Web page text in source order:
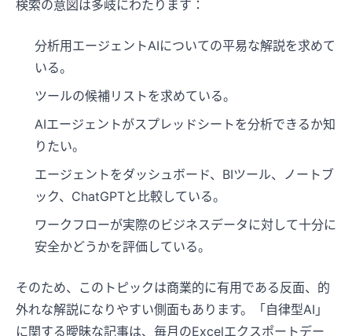
検索の意図は多岐にわたります：
分析用エージェントAIについての平易な解説を求めて
いる。
ツールの候補リストを求めている。
AIエージェントがスプレッドシートを分析できるか知
りたい。
エージェントをダッシュボード、BIツール、ノートブ
ック、ChatGPTと比較している。
ワークフローが実際のビジネスデータに対して十分に
安全かどうかを評価している。
そのため、このトピックは商業的に有用である反面、的
外れな解説になりやすい側面もあります。「自律型AI」
に関する曖昧な記事は、毎月のExcelエクスポートデー